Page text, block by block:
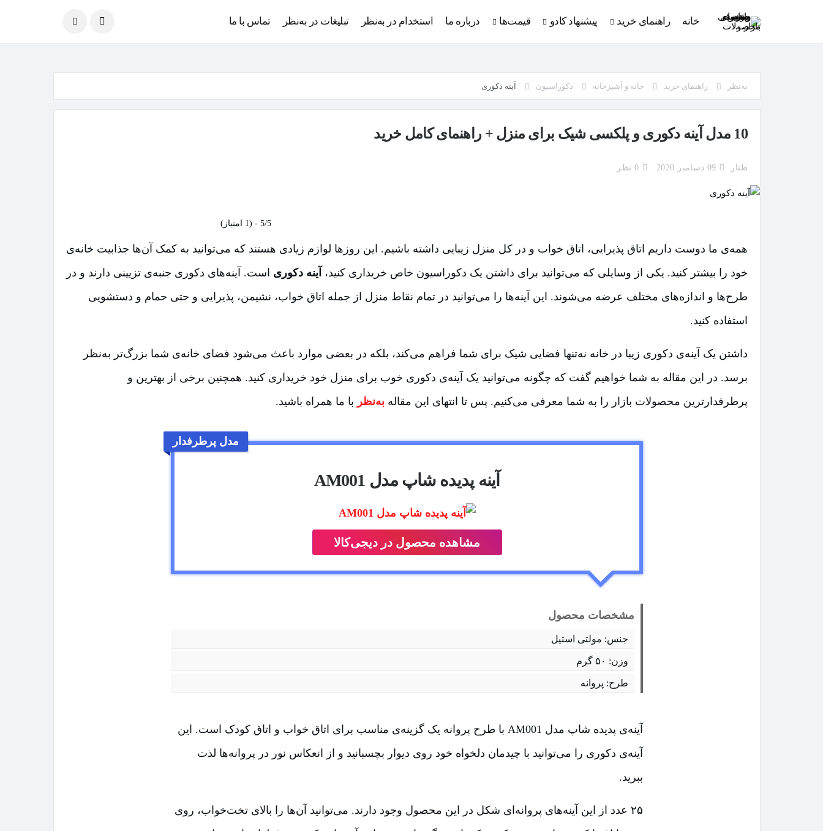
خانه راهنمای خرید پیشنهاد کادو قیمت‌ها درباره ما استخدام در به‌نظر تبلیغات در به‌نظر تماس با ما
به‌نظر راهنمای خرید خانه و آشپزخانه دکوراسیون آینه دکوری
10 مدل آینه دکوری و پلکسی شیک برای منزل + راهنمای کامل خرید
طناز 09 دسامبر 2020 0 نظر
5/5 - (1 امتیاز)
همه‌ی ما دوست داریم اتاق پذیرایی، اتاق خواب و در کل منزل زیبایی داشته باشیم. این روزها لوازم زیادی هستند که می‌توانید به کمک آن‌ها جذابیت خانه‌ی
خود را بیشتر کنید. یکی از وسایلی که می‌توانید برای داشتن یک دکوراسیون خاص خریداری کنید، آینه دکوری است. آینه‌های دکوری جنبه‌ی تزیینی دارند و در
طرح‌ها و اندازه‌های مختلف عرضه می‌شوند. این آینه‌ها را می‌توانید در تمام نقاط منزل از جمله اتاق خواب، نشیمن، پذیرایی و حتی حمام و دستشویی
استفاده کنید.
داشتن یک آینه‌ی دکوری زیبا در خانه نه‌تنها فضایی شیک برای شما فراهم می‌کند، بلکه در بعضی موارد باعث می‌شود فضای خانه‌ی شما بزرگ‌تر به‌نظر
برسد. در این مقاله به شما خواهیم گفت که چگونه می‌توانید یک آینه‌ی دکوری خوب برای منزل خود خریداری کنید. همچنین برخی از بهترین و
پرطرفدار‌ترین محصولات بازار را به شما معرفی می‌کنیم. پس تا انتهای این مقاله به‌نظر با ما همراه باشید.
مدل پرطرفدار
آینه پدیده شاپ مدل AM001
مشاهده محصول در دیجی‌کالا
مشخصات محصول
جنس: مولتی استیل
وزن: ۵۰ گرم
طرح: پروانه
آینه‌ی پدیده شاپ مدل AM001 با طرح پروانه یک گزینه‌ی مناسب برای اتاق خواب و اتاق کودک است. این
آینه‌ی دکوری را می‌توانید با چیدمان دلخواه خود روی دیوار بچسبانید و از انعکاس نور در پروانه‌ها لذت
ببرید.
۲۵ عدد از این آینه‌های پروانه‌ای شکل در این محصول وجود دارند. می‌توانید آن‌ها را بالای تخت‌خواب، روی